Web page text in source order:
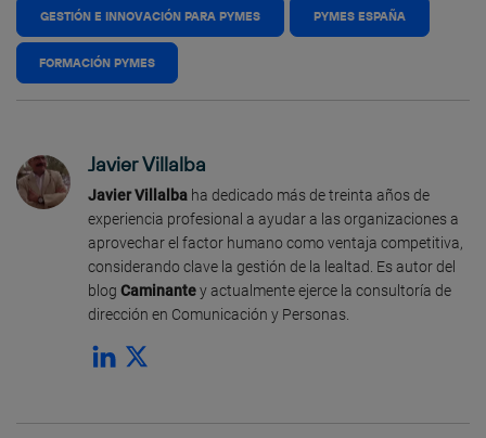
GESTIÓN E INNOVACIÓN PARA PYMES PYMES ESPAÑA
FORMACIÓN PYMES
Javier Villalba
Javier Villalba ha dedicado más de treinta años de
experiencia profesional a ayudar a las organizaciones a
aprovechar el factor humano como ventaja competitiva,
considerando clave la gestión de la lealtad. Es autor del
blog Caminantey actualmente ejerce la consultoría de
dirección en Comunicación y Personas.